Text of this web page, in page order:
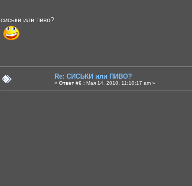
сиськи или пиво?
Re: СИСЬКИ или ПИВО?
« Ответ #6 : Мая 14, 2010, 11:10:17 am »